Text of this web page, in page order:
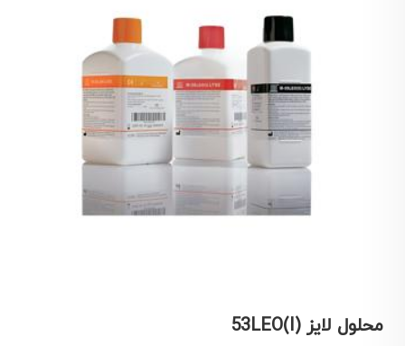
محلول لایز 53LEO(I)